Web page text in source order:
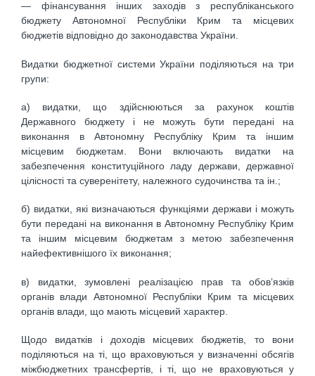
— фінансування інших заходів з республіканського
бюджету Автономної Республіки Крим та місцевих
бюджетів відповідно до законодавства України.
Видатки бюджетної системи України поділяються на три
групи:
а) видатки, що здійснюються за рахунок коштів
Державного бюджету і не можуть бути передані на
виконання в Автономну Республіку Крим та іншим
місцевим бюджетам. Вони включають видатки на
забезпечення конституційного ладу держави, державної
цілісності та суверенітету, належного судочинства та ін.;
б) видатки, які визначаються функціями держави і можуть
бути передані на виконання в Автономну Республіку Крим
та іншим місцевим бюджетам з метою забезпечення
найефективнішого їх виконання;
в) видатки, зумовлені реалізацією прав та обов’язків
органів влади Автономної Республіки Крим та місцевих
органів влади, що мають місцевий характер.
Щодо видатків і доходів місцевих бюджетів, то вони
поділяються на ті, що враховуються у визначенні обсягів
міжбюджетних трансфертів, і ті, що не враховуються у